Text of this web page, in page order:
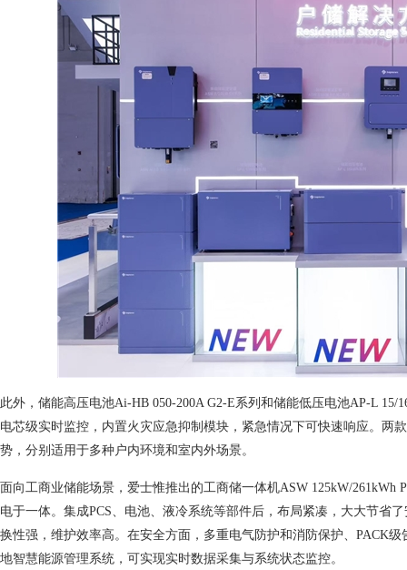
此外，储能高压电池Ai-HB 050-200A G2-E系列和储能低压电池AP-L
电芯级实时监控，内置火灾应急抑制模块，紧急情况下可快速响应。两
势，分别适用于多种户内环境和室内外场景。
面向工商业储能场景，爱士惟推出的工商储一体机ASW 125kW/
电于一体。集成PCS、电池、液冷系统等部件后，布局紧凑，大大节省
换性强，维护效率高。在安全方面，多重电气防护和消防保护、PACK
地智慧能源管理系统，可实现实时数据采集与系统状态监控。